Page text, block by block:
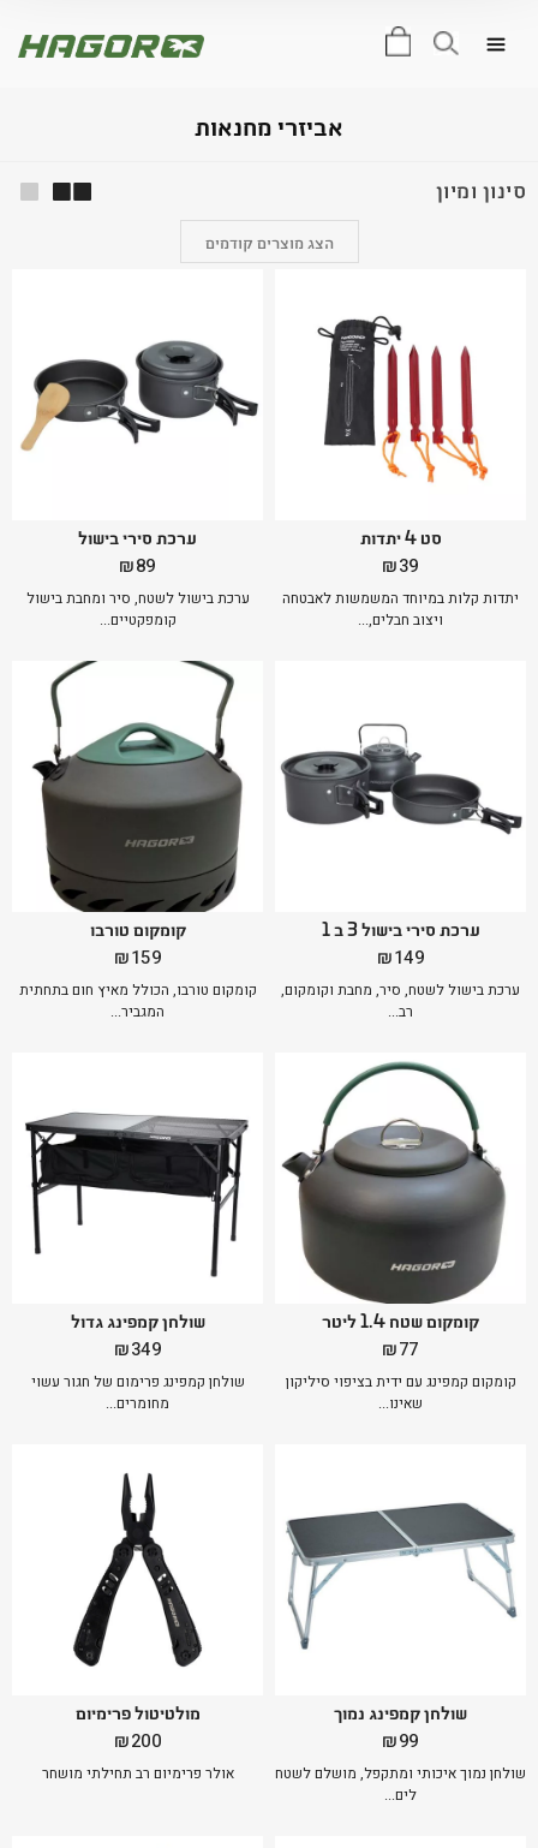
אביזרי מחנאות
סינון ומיון
הצג מוצרים קודמים
סט‭ ‬4‭ ‬יתדות
₪39
יתדות קלות במיוחד המשמשות לאבטחה
ויצוב חבלים,...
ערכת סירי בישול
₪89
ערכת בישול לשטח, סיר ומחבת בישול
קומפקטיים...
ערכת סירי בישול 3 ב 1
₪149
ערכת בישול לשטח, סיר, מחבת וקומקום,
רב...
קומקום טורבו
₪159
קומקום טורבו, הכולל מאיץ חום בתחתית
המגביר...
קומקום שטח 1.4 ליטר
₪77
קומקום קמפינג עם ידית בציפוי סיליקון
שאינו...
שולחן קמפינג גדול
₪349
שולחן קמפינג פרימום של חגור עשוי
מחומרים...
שולחן קמפינג נמוך
₪99
שולחן נמוך איכותי ומתקפל, מושלם לשטח
לים...
מולטיטול פרימיום
₪200
אולר פרימיום רב תחילתי מושחר